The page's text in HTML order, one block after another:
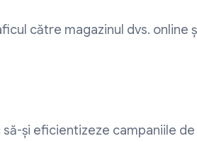
către magazinul dvs. online
și eficientizeze campaniile de